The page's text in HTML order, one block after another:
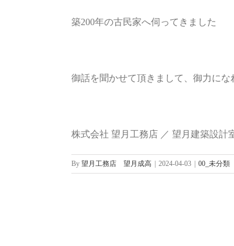
築200年の古民家へ伺ってきました
御話を聞かせて頂きまして、御力に
株式会社 望月工務店 ／ 望月建築設計
By 望月工務店 望月成高 2024-04-03 00_未分類